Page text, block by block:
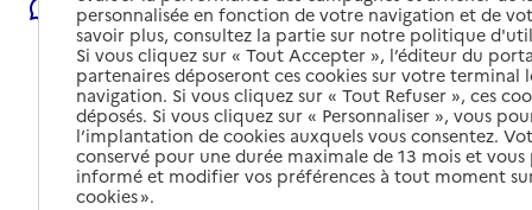
Signaler une erreur
personnalisée en fonction de votre navigation et de
savoir plus, consultez la partie sur notre politique
Si vous cliquez sur « Tout Accepter », l’éditeur du
partenaires déposeront ces cookies sur votre terminal
navigation. Si vous cliquez sur « Tout Refuser », ces
déposés. Si vous cliquez sur « Personnaliser », vous
l’implantation de cookies auxquels vous consentez.
conservé pour une durée maximale de 13 mois et
informé et modifier vos préférences à tout moment
cookies ».